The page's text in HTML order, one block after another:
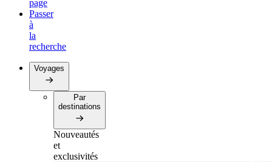
page
Passer
à
la
recherche
Voyages
Par
destinations
Nouveautés
et
exclusivités